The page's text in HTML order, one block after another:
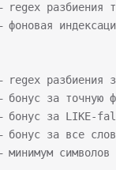
разбиения
разбиения
бонус за точную
бонус за LIKE-
бонус за все
символов